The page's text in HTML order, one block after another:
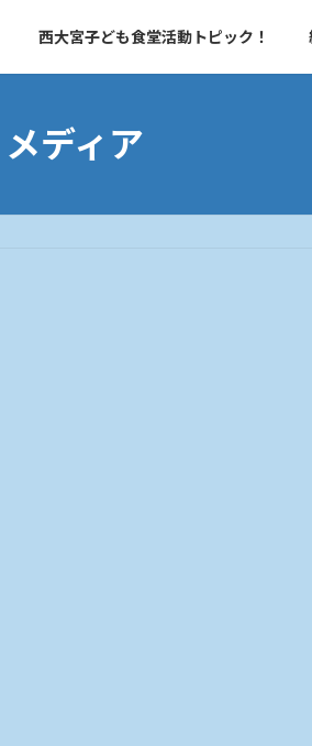
西大宮子ども食堂活動トピック！
メディア